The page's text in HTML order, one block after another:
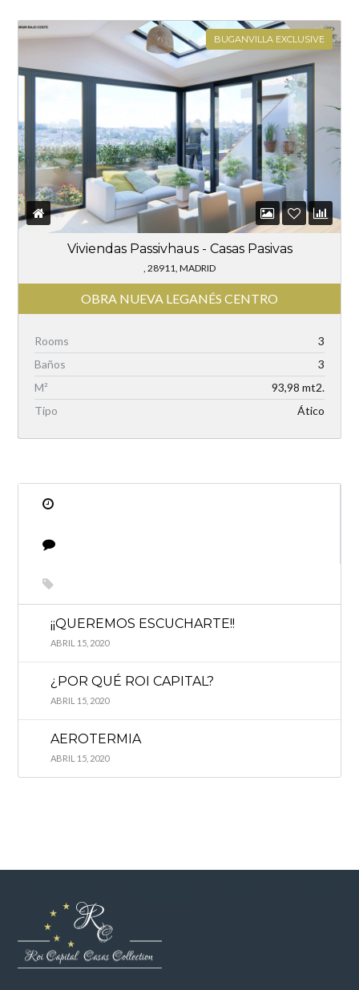
BUGANVILLA EXCLUSIVE
Viviendas Passivhaus - Casas Pasivas
, 28911, MADRID
OBRA NUEVA LEGANÉS CENTRO
Rooms
3
Baños
3
M²
93,98 mt2.
Tipo
Ático
¡¡QUEREMOS ESCUCHARTE!!
ABRIL 15, 2020
¿POR QUÉ ROI CAPITAL?
ABRIL 15, 2020
AEROTERMIA
ABRIL 15, 2020